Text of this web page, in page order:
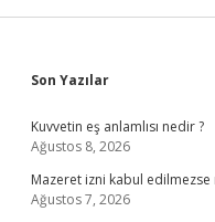
Sidebar
Son Yazılar
Kuvvetin eş anlamlısı nedir ?
Ağustos 8, 2026
Mazeret izni kabul edilmezse
Ağustos 7, 2026